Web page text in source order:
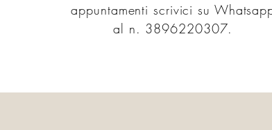
appuntamenti scrivici su
al n. 3896220307.